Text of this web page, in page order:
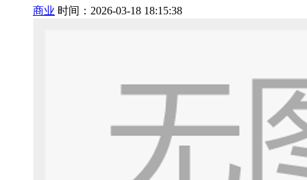
商业 时间：2026-03-18 18:15:38